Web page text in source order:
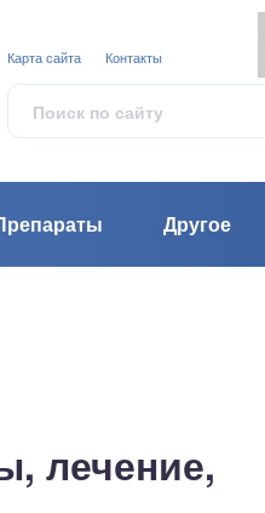
Другое
Карта сайта Контакты
лечение,